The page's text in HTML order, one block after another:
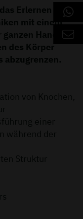
Erlernen der
mit einem
Hand um
des Körper
abzugrenzen.
von Knochen,
einer
während der
Struktur